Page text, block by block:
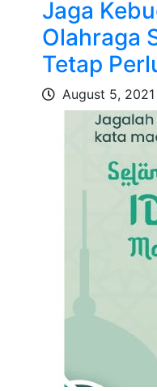
Jaga
Olahraga
Tetap
August 5,